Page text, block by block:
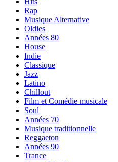
Rap
Musique Alternative
Oldies
Années 80
House
Indie
Classique
Jazz
Latino
Chillout
Film et Comédie musicale
Soul
Années 70
Musique traditionnelle
Reggaeton
Années 90
Trance